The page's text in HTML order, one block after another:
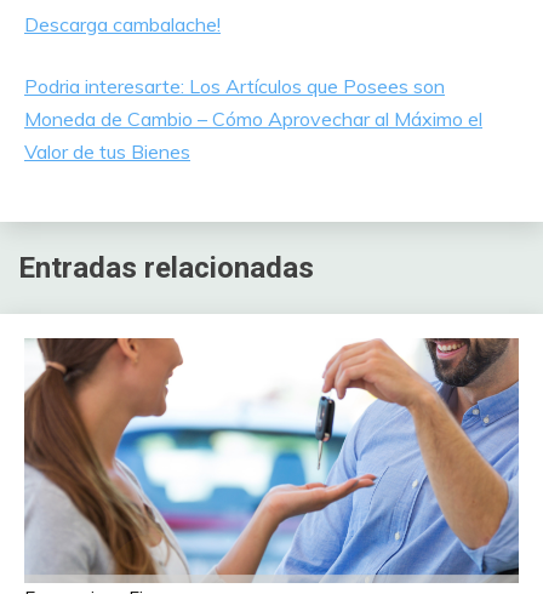
Descarga cambalache!
Podria interesarte: Los Artículos que Posees son
Moneda de Cambio – Cómo Aprovechar al Máximo el
Valor de tus Bienes
Entradas relacionadas